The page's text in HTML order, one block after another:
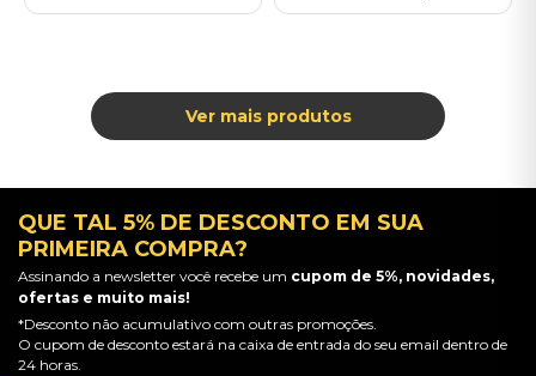
QUE TAL 5% DE DESCONTO EM SUA
PRIMEIRA COMPRA?
Assinando a newsletter você recebe um cupom de 5%, novidades,
ofertas e muito mais!
*Desconto não acumulativo com outras promoções.
O cupom de desconto estará na caixa de entrada do seu email dentro de
24 horas.